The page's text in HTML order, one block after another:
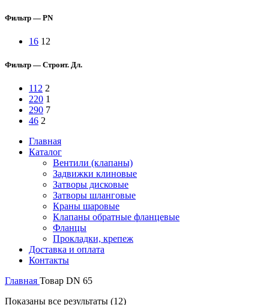
Фильтр — PN
16 12
Фильтр — Строит. Дл.
112 2
220 1
290 7
46 2
Главная
Каталог
Вентили (клапаны)
Задвижки клиновые
Затворы дисковые
Затворы шланговые
Краны шаровые
Клапаны обратные фланцевые
Фланцы
Прокладки, крепеж
Доставка и оплата
Контакты
Главная Товар DN 65
Показаны все результаты (12)